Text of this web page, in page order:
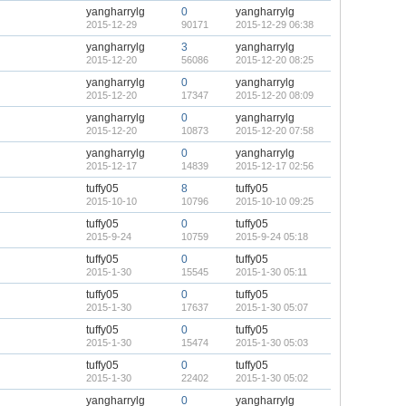
yangharrylg
2015-12-29
0
90171
yangharrylg
2015-12-29 06:38
yangharrylg
2015-12-20
3
56086
yangharrylg
2015-12-20 08:25
yangharrylg
2015-12-20
0
17347
yangharrylg
2015-12-20 08:09
yangharrylg
2015-12-20
0
10873
yangharrylg
2015-12-20 07:58
yangharrylg
2015-12-17
0
14839
yangharrylg
2015-12-17 02:56
tuffy05
2015-10-10
8
10796
tuffy05
2015-10-10 09:25
tuffy05
2015-9-24
0
10759
tuffy05
2015-9-24 05:18
tuffy05
2015-1-30
0
15545
tuffy05
2015-1-30 05:11
tuffy05
2015-1-30
0
17637
tuffy05
2015-1-30 05:07
tuffy05
2015-1-30
0
15474
tuffy05
2015-1-30 05:03
tuffy05
2015-1-30
0
22402
tuffy05
2015-1-30 05:02
yangharrylg 0 yangharrylg